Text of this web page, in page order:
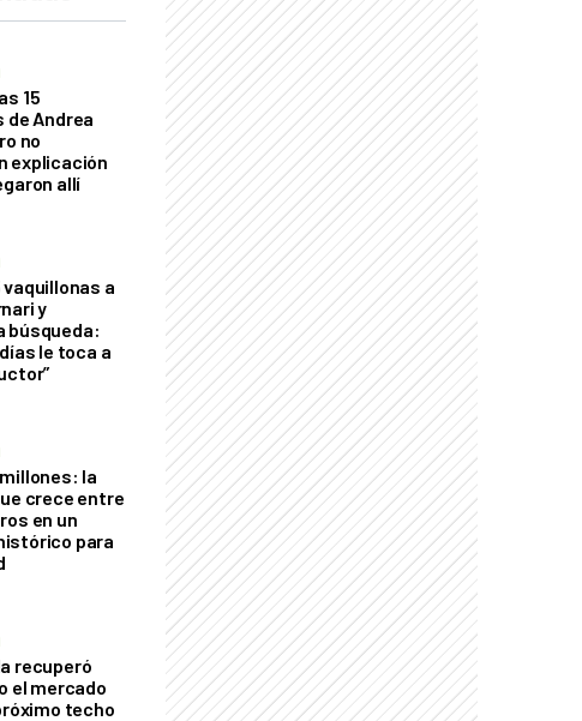
15
de Andrea
no
explicación
allí
vaquillonas a
y
búsqueda:
le toca a
la
crece entre
en un
para
recuperó
el mercado
techo